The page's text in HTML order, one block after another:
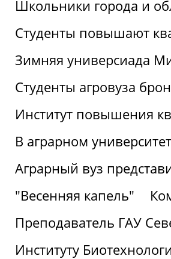
Школьники города и
Студенты повышают
Зимняя универсиада
Студенты агровуза
Институт повышения
В аграрном
Аграрный вуз
"Весенняя капель"
Преподаватель ГАУ
Институту